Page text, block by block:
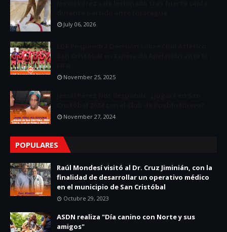
July 06, 2026
November 25, 2025
November 27, 2024
POPULARES
Raúl Mondesí visitó al Dr. Cruz Jiminián, con la
finalidad de desarrollar un operativo médico
en el municipio de San Cristóbal
Octubre 29, 2023
ASDN realiza "Día canino con Norte y sus
amigos"